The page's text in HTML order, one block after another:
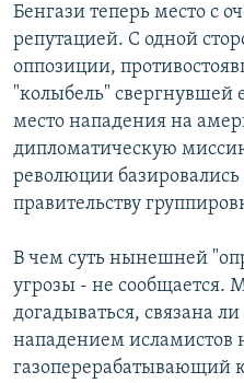
Бенгази теперь место с
репутацией. С одной
оппозиции,
"колыбель" свергнувшей
место нападения на
дипломатическую
революции
правительству
В чем суть нынешней
угрозы - не сообщается.
догадываться, связана
нападением исламистов
газоперерабатывающий